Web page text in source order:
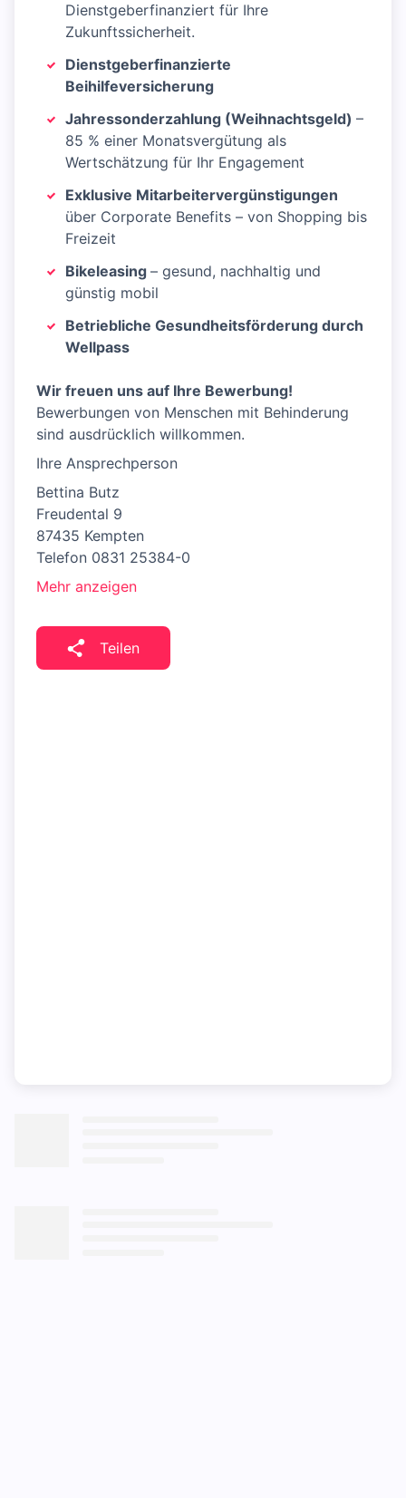
Dienstgeberfinanziert für Ihre
Zukunftssicherheit.
Dienstgeberfinanzierte
Beihilfeversicherung
Jahressonderzahlung (Weihnachtsgeld) –
85 % einer Monatsvergütung als
Wertschätzung für Ihr Engagement
Exklusive Mitarbeitervergünstigungen
über Corporate Benefits – von Shopping bis
Freizeit
Bikeleasing – gesund, nachhaltig und
günstig mobil
Betriebliche Gesundheitsförderung durch
Wellpass
Wir freuen uns auf Ihre Bewerbung!
Bewerbungen von Menschen mit Behinderung
sind ausdrücklich willkommen.
Ihre Ansprechperson
Bettina Butz
Freudental 9
87435 Kempten
Telefon 0831 25384-0
Mehr anzeigen
Teilen